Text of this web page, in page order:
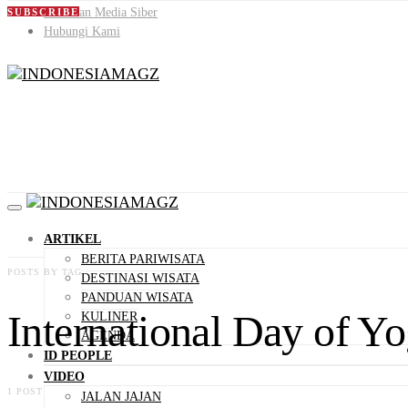
Pedoman Media Siber
Hubungi Kami
SUBSCRIBE
ARTIKEL
BERITA PARIWISATA
DESTINASI WISATA
PANDUAN WISATA
KULINER
AGENDA
ID PEOPLE
VIDEO
JALAN JAJAN
POSTS BY TAG
International Day of
1 POST